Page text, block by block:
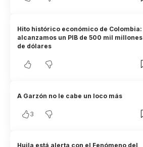
Hito histórico económico de Colombia:
alcanzamos un PIB de 500 mil millones
de dólares
A Garzón no le cabe un loco más
3
Huila está alerta con el Fenómeno del